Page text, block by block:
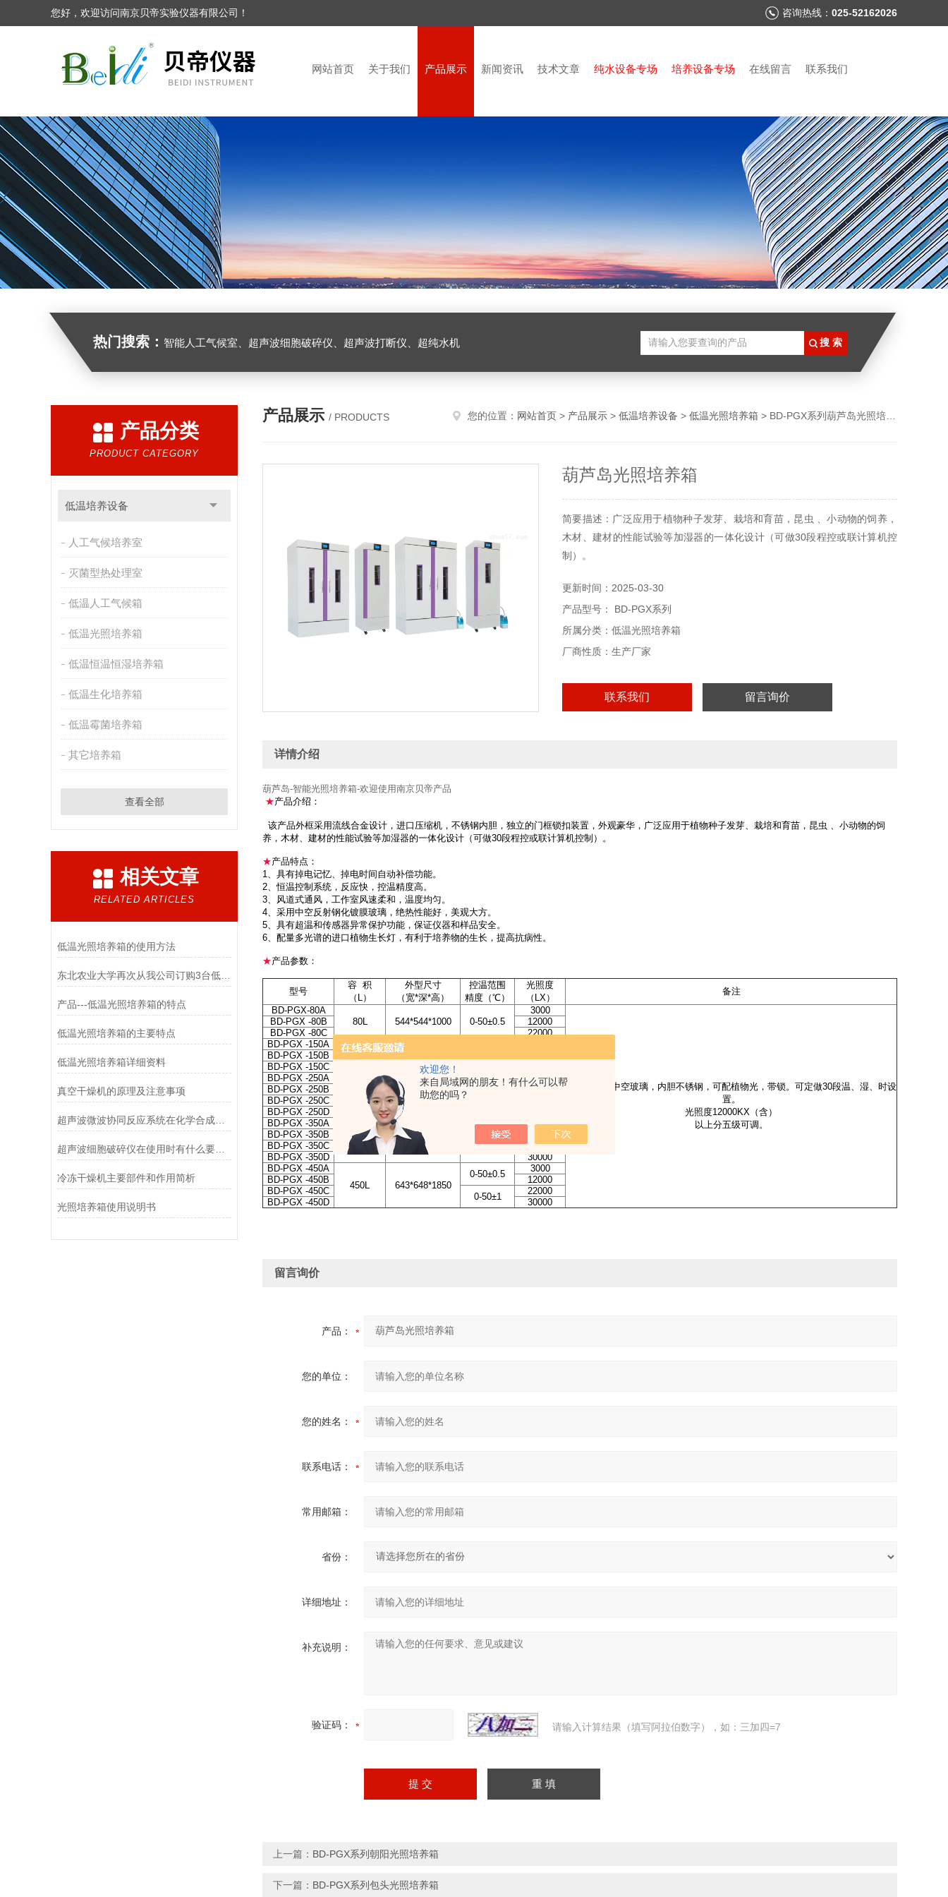
欢迎您！
来自局域网的朋友！有什么可以帮
助您的吗？
您好，欢迎访问南京贝帝实验仪器有限公司！ 咨询热线： 025-52162026
网站首页 关于我们 产品展示 新闻资讯 技术文章 纯水设备专场 培养设备专场 在线留言 联系我们
热门搜索： 智能人工气候室、超声波细胞破碎仪、超声波打断仪、超纯水机
产品分类
PRODUCT CATEGORY
低温培养设备
人工气候培养室
灭菌型热处理室
低温人工气候箱
低温光照培养箱
低温恒温恒湿培养箱
低温生化培养箱
低温霉菌培养箱
其它培养箱
查看全部
相关文章
RELATED ARTICLES
低温光照培养箱的使用方法
东北农业大学再次从我公司订购3台低温光照培养箱
产品---低温光照培养箱的特点
低温光照培养箱的主要特点
低温光照培养箱详细资料
真空干燥机的原理及注意事项
超声波微波协同反应系统在化学合成中的突破性应用
超声波细胞破碎仪在使用时有什么要领可言
冷冻干燥机主要部件和作用简析
光照培养箱使用说明书
产品展示 / PRODUCTS 您的位置： 网站首页 > 产品展示 > 低温培养设备 > 低温光照培养箱 > BD-PGX系列葫芦岛光照培养箱
葫芦岛光照培养箱
简要描述：广泛应用于植物种子发芽、栽培和育苗，昆虫 、小动物的饲养，
木材、建材的性能试验等加湿器的一体化设计（可做30段程控或联计算机控
制）。
更新时间：2025-03-30
产品型号： BD-PGX系列
所属分类：低温光照培养箱
厂商性质：生产厂家
联系我们 留言询价
详情介绍
葫芦岛-智能光照培养箱-欢迎使用南京贝帝产品
★产品介绍：
该产品外框采用流线合金设计，进口压缩机，不锈钢内胆，独立的门框锁扣装置，外观豪华，广泛应用于植物种子发芽、栽培和育苗，昆虫 、小动物的饲
养，木材、建材的性能试验等加湿器的一体化设计（可做30段程控或联计算机控制）。
★产品特点：
1、具有掉电记忆、掉电时间自动补偿功能。
2、恒温控制系统，反应快，控温精度高。
3、风道式通风，工作室风速柔和，温度均匀。
4、采用中空反射钢化镀膜玻璃，绝热性能好，美观大方。
5、具有超温和传感器异常保护功能，保证仪器和样品安全。
6、配量多光谱的进口植物生长灯，有利于培养物的生长，提高抗病性。
★产品参数：
型号
容 积
（L）
外型尺寸
（宽*深*高）
控温范围
精度（℃）
光照度
（LX）
备注
BD-PGX-80A
80L
544*544*1000 0-50±0.5
3000
单门、三层中空玻璃，内胆不锈钢，可配植物光，带锁。可定做30段温、湿、时设
置。
光照度12000KX（含）
以上分五级可调。
BD-PGX -80B
12000
BD-PGX -80C
22000
BD-PGX -150A
150L
594*594*1250
BD-PGX -150B
BD-PGX -150C
BD-PGX -250A
250L
544*544*1690
0-50±0.5
3000
BD-PGX -250B
12000
BD-PGX -250C
BD-PGX -250D
BD-PGX -350A
350L
594*594*1850
0-50±0.5
3000
BD-PGX -350B
BD-PGX -350C
22000
BD-PGX -350D
30000
BD-PGX -450A
450L
643*648*1850
0-50±0.5
3000
BD-PGX -450B
12000
BD-PGX -450C
0-50±1
22000
BD-PGX -450D
30000
留言询价
产品：
您的单位：
您的姓名：
联系电话：
常用邮箱：
省份：
详细地址：
补充说明：
验证码： 请输入计算结果（填写阿拉伯数字），如：三加四=7
上一篇： BD-PGX系列朝阳光照培养箱
下一篇： BD-PGX系列包头光照培养箱